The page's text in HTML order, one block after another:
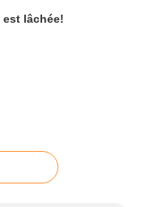
est lâchée!